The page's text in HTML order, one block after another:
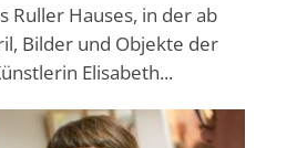
Ruller Hauses, in der ab
Bilder und Objekte der
Elisabeth...